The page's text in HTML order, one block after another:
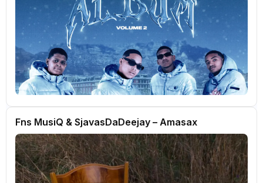
Fns MusiQ & SjavasDaDeejay – Amasax